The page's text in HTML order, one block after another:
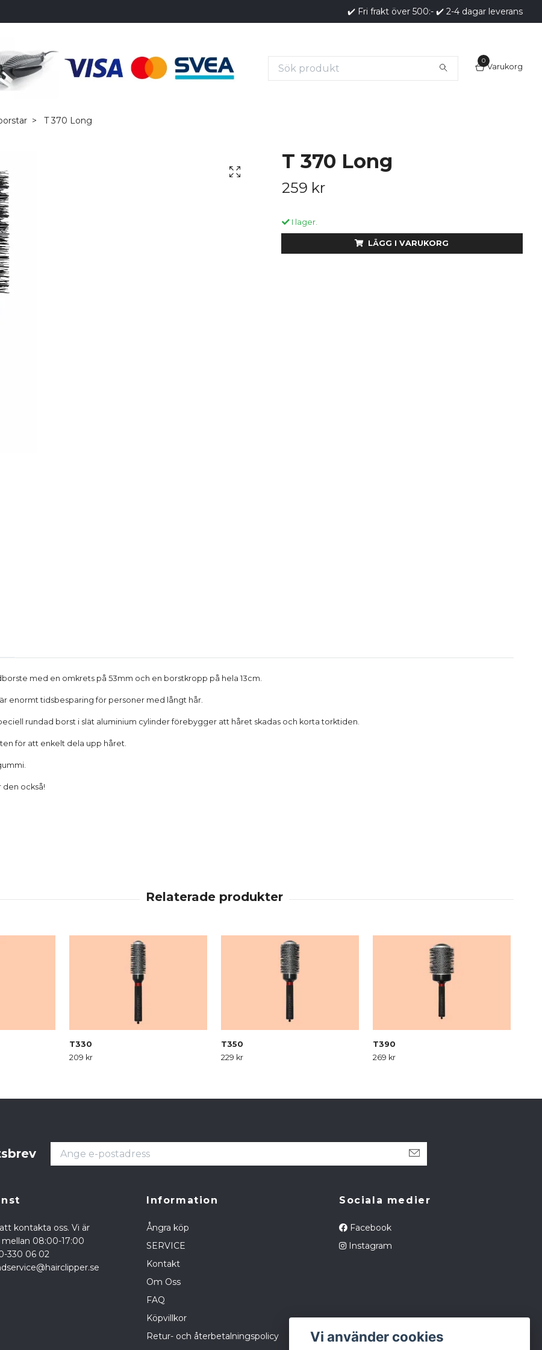
✔️ Fri frakt över 500:- ✔️ 2-4 dagar leverans
0
Varukorg
T 370 Long
T 370 Long
259 kr
I lager.
LÄGG I VARUKORG
med en omkrets på 53mm och en borstkropp på hela 13cm.
enormt tidsbesparing för personer med långt hår.
rundad borst i slät aluminium cylinder förebygger att håret skadas och korta torktiden.
för att enkelt dela upp håret.
den också!
T330
209 kr
T350
229 kr
T390
269 kr
kontakta oss. Vi är
08:00-17:00
330 06 02
Information
Ångra köp
SERVICE
Kontakt
Om Oss
FAQ
Köpvillkor
Retur- och återbetalningspolicy
Sociala medier
Facebook
Instagram
Vi använder cookies